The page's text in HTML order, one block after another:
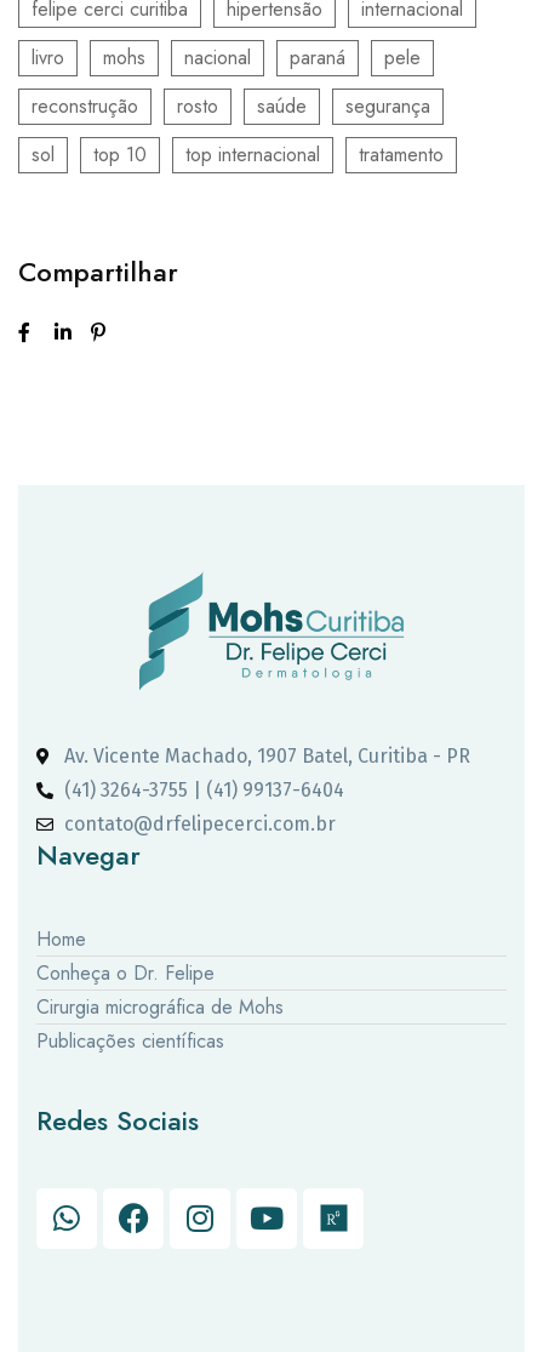
felipe cerci curitiba
hipertensão
internacional
livro
mohs nacional paraná
pele
reconstrução
rosto saúde
segurança
sol
top 10 top internacional tratamento
Compartilhar
Av. Vicente Machado, 1907 Batel, Curitiba - PR
(41) 3264-3755 | (41) 99137-6404
contato@drfelipecerci.com.br
Navegar
Home
Conheça o Dr. Felipe
Cirurgia micrográfica de Mohs
Publicações científicas
Redes Sociais